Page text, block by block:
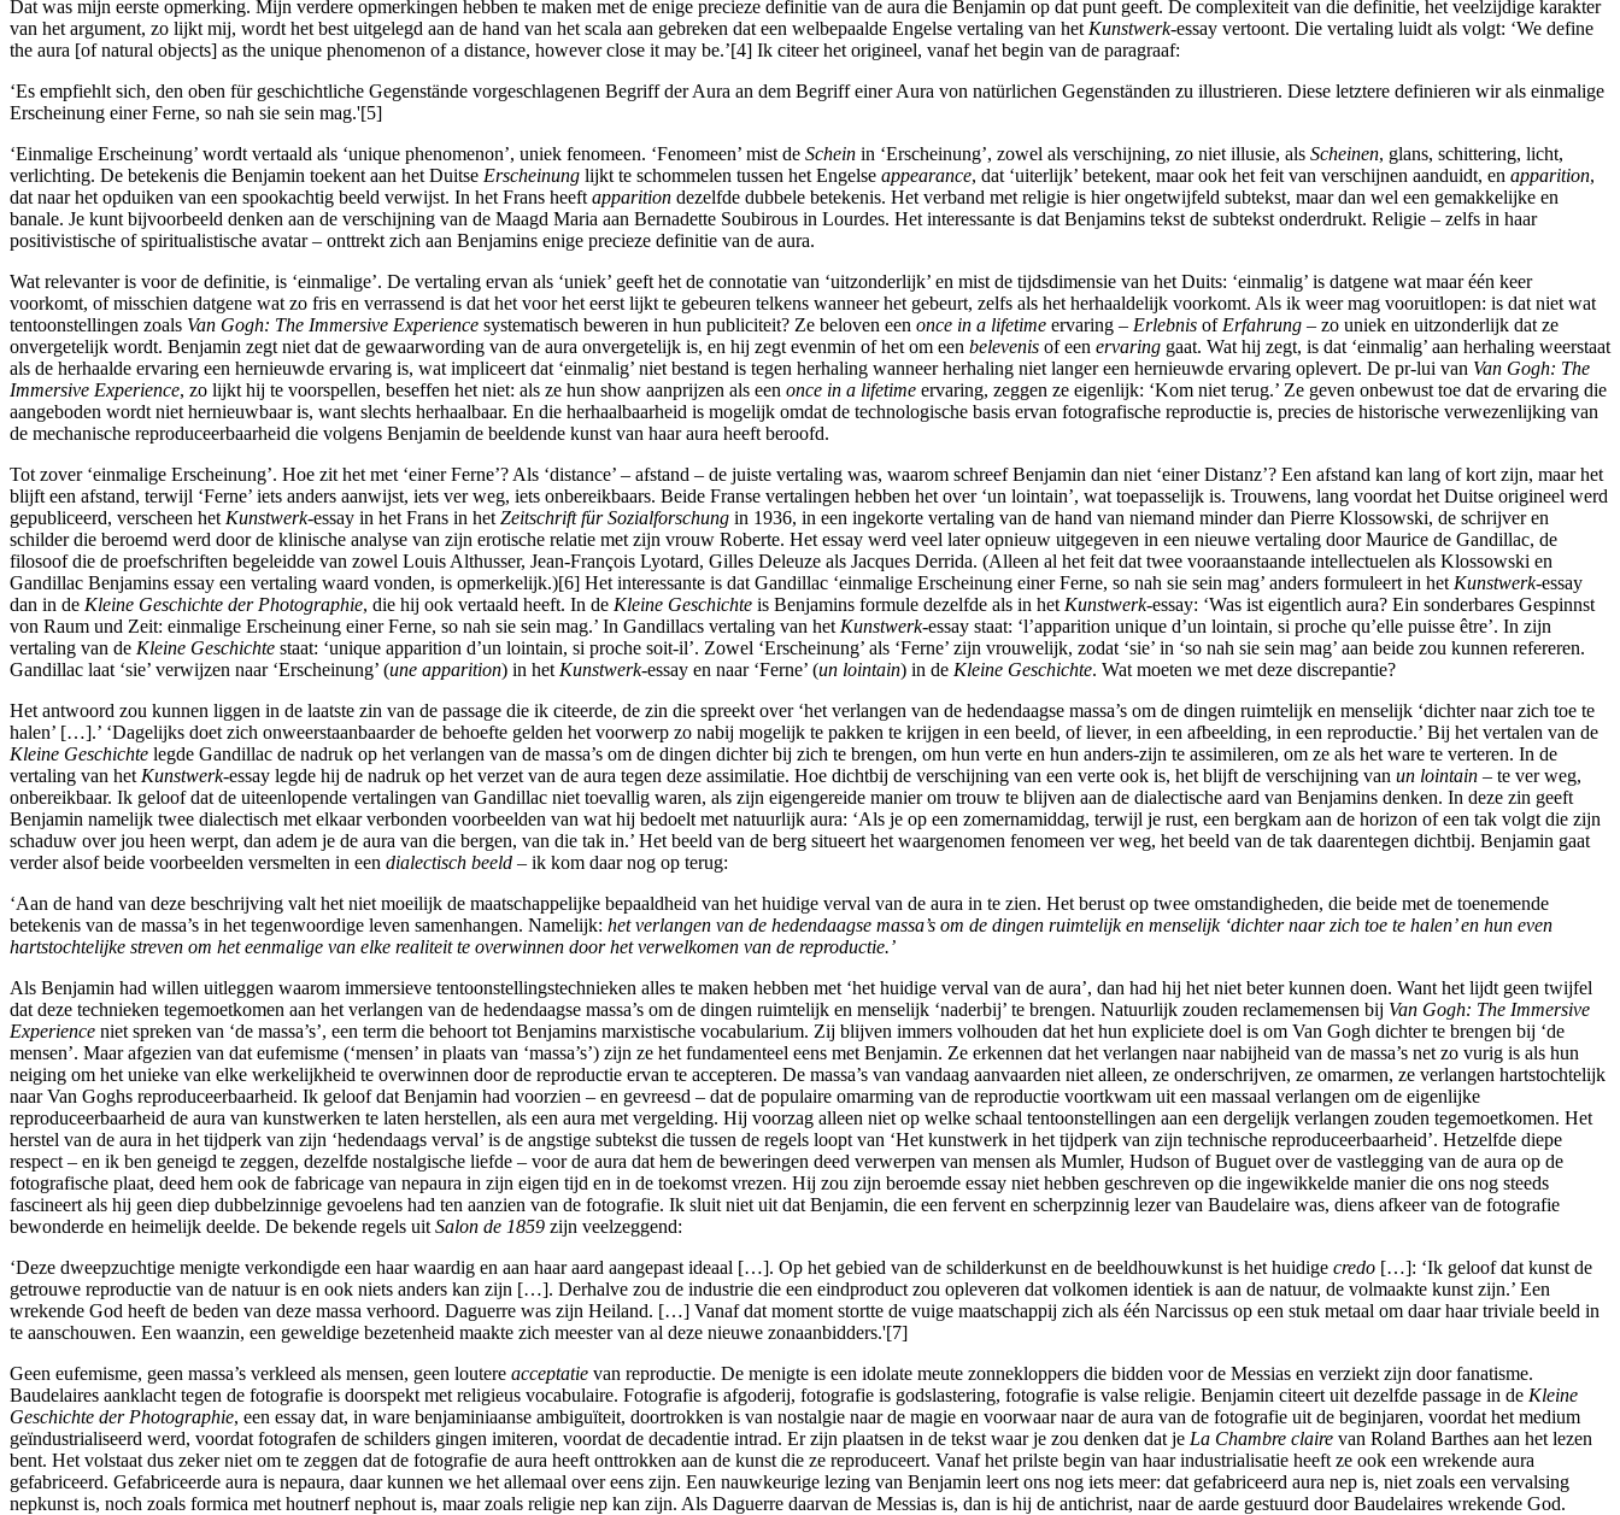
Dat was mijn eerste opmerking. Mijn verdere opmerkingen hebben te maken met de enige precieze definitie van de aura die Benjamin op dat punt geeft. De complexiteit van die definitie, het veelzijdige karakter
van het argument, zo lijkt mij, wordt het best uitgelegd aan de hand van het scala aan gebreken dat een welbepaalde Engelse vertaling van het Kunstwerk-essay vertoont. Die vertaling luidt als volgt: ‘We define
the aura [of natural objects] as the unique phenomenon of a distance, however close it may be.’[4] Ik citeer het origineel, vanaf het begin van de paragraaf:
‘Es empfiehlt sich, den oben für geschichtliche Gegenstände vorgeschlagenen Begriff der Aura an dem Begriff einer Aura von natürlichen Gegenständen zu illustrieren. Diese letztere definieren wir als einmalige
Erscheinung einer Ferne, so nah sie sein mag.'[5]
‘Einmalige Erscheinung’ wordt vertaald als ‘unique phenomenon’, uniek fenomeen. ‘Fenomeen’ mist de Schein in ‘Erscheinung’, zowel als verschijning, zo niet illusie, als Scheinen, glans, schittering, licht,
verlichting. De betekenis die Benjamin toekent aan het Duitse Erscheinung lijkt te schommelen tussen het Engelse appearance, dat ‘uiterlijk’ betekent, maar ook het feit van verschijnen aanduidt, en apparition,
dat naar het opduiken van een spookachtig beeld verwijst. In het Frans heeft apparition dezelfde dubbele betekenis. Het verband met religie is hier ongetwijfeld subtekst, maar dan wel een gemakkelijke en
banale. Je kunt bijvoorbeeld denken aan de verschijning van de Maagd Maria aan Bernadette Soubirous in Lourdes. Het interessante is dat Benjamins tekst de subtekst onderdrukt. Religie – zelfs in haar
positivistische of spiritualistische avatar – onttrekt zich aan Benjamins enige precieze definitie van de aura.
Wat relevanter is voor de definitie, is ‘einmalige’. De vertaling ervan als ‘uniek’ geeft het de connotatie van ‘uitzonderlijk’ en mist de tijdsdimensie van het Duits: ‘einmalig’ is datgene wat maar één keer
voorkomt, of misschien datgene wat zo fris en verrassend is dat het voor het eerst lijkt te gebeuren telkens wanneer het gebeurt, zelfs als het herhaaldelijk voorkomt. Als ik weer mag vooruitlopen: is dat niet wat
tentoonstellingen zoals Van Gogh: The Immersive Experience systematisch beweren in hun publiciteit? Ze beloven een once in a lifetime ervaring – Erlebnis of Erfahrung – zo uniek en uitzonderlijk dat ze
onvergetelijk wordt. Benjamin zegt niet dat de gewaarwording van de aura onvergetelijk is, en hij zegt evenmin of het om een belevenis of een ervaring gaat. Wat hij zegt, is dat ‘einmalig’ aan herhaling weerstaat
als de herhaalde ervaring een hernieuwde ervaring is, wat impliceert dat ‘einmalig’ niet bestand is tegen herhaling wanneer herhaling niet langer een hernieuwde ervaring oplevert. De pr-lui van Van Gogh: The
Immersive Experience, zo lijkt hij te voorspellen, beseffen het niet: als ze hun show aanprijzen als een once in a lifetime ervaring, zeggen ze eigenlijk: ‘Kom niet terug.’ Ze geven onbewust toe dat de ervaring die
aangeboden wordt niet hernieuwbaar is, want slechts herhaalbaar. En die herhaalbaarheid is mogelijk omdat de technologische basis ervan fotografische reproductie is, precies de historische verwezenlijking van
de mechanische reproduceerbaarheid die volgens Benjamin de beeldende kunst van haar aura heeft beroofd.
Tot zover ‘einmalige Erscheinung’. Hoe zit het met ‘einer Ferne’? Als ‘distance’ – afstand – de juiste vertaling was, waarom schreef Benjamin dan niet ‘einer Distanz’? Een afstand kan lang of kort zijn, maar het
blijft een afstand, terwijl ‘Ferne’ iets anders aanwijst, iets ver weg, iets onbereikbaars. Beide Franse vertalingen hebben het over ‘un lointain’, wat toepasselijk is. Trouwens, lang voordat het Duitse origineel werd
gepubliceerd, verscheen het Kunstwerk-essay in het Frans in het Zeitschrift für Sozialforschung in 1936, in een ingekorte vertaling van de hand van niemand minder dan Pierre Klossowski, de schrijver en
schilder die beroemd werd door de klinische analyse van zijn erotische relatie met zijn vrouw Roberte. Het essay werd veel later opnieuw uitgegeven in een nieuwe vertaling door Maurice de Gandillac, de
filosoof die de proefschriften begeleidde van zowel Louis Althusser, Jean-François Lyotard, Gilles Deleuze als Jacques Derrida. (Alleen al het feit dat twee vooraanstaande intellectuelen als Klossowski en
Gandillac Benjamins essay een vertaling waard vonden, is opmerkelijk.)[6] Het interessante is dat Gandillac ‘einmalige Erscheinung einer Ferne, so nah sie sein mag’ anders formuleert in het Kunstwerk-essay
dan in de Kleine Geschichte der Photographie, die hij ook vertaald heeft. In de Kleine Geschichte is Benjamins formule dezelfde als in het Kunstwerk-essay: ‘Was ist eigentlich aura? Ein sonderbares Gespinnst
von Raum und Zeit: einmalige Erscheinung einer Ferne, so nah sie sein mag.’ In Gandillacs vertaling van het Kunstwerk-essay staat: ‘l’apparition unique d’un lointain, si proche qu’elle puisse être’. In zijn
vertaling van de Kleine Geschichte staat: ‘unique apparition d’un lointain, si proche soit-il’. Zowel ‘Erscheinung’ als ‘Ferne’ zijn vrouwelijk, zodat ‘sie’ in ‘so nah sie sein mag’ aan beide zou kunnen refereren.
Gandillac laat ‘sie’ verwijzen naar ‘Erscheinung’ (une apparition) in het Kunstwerk-essay en naar ‘Ferne’ (un lointain) in de Kleine Geschichte. Wat moeten we met deze discrepantie?
Het antwoord zou kunnen liggen in de laatste zin van de passage die ik citeerde, de zin die spreekt over ‘het verlangen van de hedendaagse massa’s om de dingen ruimtelijk en menselijk ‘dichter naar zich toe te
halen’ […].’ ‘Dagelijks doet zich onweerstaanbaarder de behoefte gelden het voorwerp zo nabij mogelijk te pakken te krijgen in een beeld, of liever, in een afbeelding, in een reproductie.’ Bij het vertalen van de
Kleine Geschichte legde Gandillac de nadruk op het verlangen van de massa’s om de dingen dichter bij zich te brengen, om hun verte en hun anders-zijn te assimileren, om ze als het ware te verteren. In de
vertaling van het Kunstwerk-essay legde hij de nadruk op het verzet van de aura tegen deze assimilatie. Hoe dichtbij de verschijning van een verte ook is, het blijft de verschijning van un lointain – te ver weg,
onbereikbaar. Ik geloof dat de uiteenlopende vertalingen van Gandillac niet toevallig waren, als zijn eigengereide manier om trouw te blijven aan de dialectische aard van Benjamins denken. In deze zin geeft
Benjamin namelijk twee dialectisch met elkaar verbonden voorbeelden van wat hij bedoelt met natuurlijk aura: ‘Als je op een zomernamiddag, terwijl je rust, een bergkam aan de horizon of een tak volgt die zijn
schaduw over jou heen werpt, dan adem je de aura van die bergen, van die tak in.’ Het beeld van de berg situeert het waargenomen fenomeen ver weg, het beeld van de tak daarentegen dichtbij. Benjamin gaat
verder alsof beide voorbeelden versmelten in een dialectisch beeld – ik kom daar nog op terug:
‘Aan de hand van deze beschrijving valt het niet moeilijk de maatschappelijke bepaaldheid van het huidige verval van de aura in te zien. Het berust op twee omstandigheden, die beide met de toenemende
betekenis van de massa’s in het tegenwoordige leven samenhangen. Namelijk: het verlangen van de hedendaagse massa’s om de dingen ruimtelijk en menselijk ‘dichter naar zich toe te halen’ en hun even
hartstochtelijke streven om het eenmalige van elke realiteit te overwinnen door het verwelkomen van de reproductie.’
Als Benjamin had willen uitleggen waarom immersieve tentoonstellingstechnieken alles te maken hebben met ‘het huidige verval van de aura’, dan had hij het niet beter kunnen doen. Want het lijdt geen twijfel
dat deze technieken tegemoetkomen aan het verlangen van de hedendaagse massa’s om de dingen ruimtelijk en menselijk ‘naderbij’ te brengen. Natuurlijk zouden reclamemensen bij Van Gogh: The Immersive
Experience niet spreken van ‘de massa’s’, een term die behoort tot Benjamins marxistische vocabularium. Zij blijven immers volhouden dat het hun expliciete doel is om Van Gogh dichter te brengen bij ‘de
mensen’. Maar afgezien van dat eufemisme (‘mensen’ in plaats van ‘massa’s’) zijn ze het fundamenteel eens met Benjamin. Ze erkennen dat het verlangen naar nabijheid van de massa’s net zo vurig is als hun
neiging om het unieke van elke werkelijkheid te overwinnen door de reproductie ervan te accepteren. De massa’s van vandaag aanvaarden niet alleen, ze onderschrijven, ze omarmen, ze verlangen hartstochtelijk
naar Van Goghs reproduceerbaarheid. Ik geloof dat Benjamin had voorzien – en gevreesd – dat de populaire omarming van de reproductie voortkwam uit een massaal verlangen om de eigenlijke
reproduceerbaarheid de aura van kunstwerken te laten herstellen, als een aura met vergelding. Hij voorzag alleen niet op welke schaal tentoonstellingen aan een dergelijk verlangen zouden tegemoetkomen. Het
herstel van de aura in het tijdperk van zijn ‘hedendaags verval’ is de angstige subtekst die tussen de regels loopt van ‘Het kunstwerk in het tijdperk van zijn technische reproduceerbaarheid’. Hetzelfde diepe
respect – en ik ben geneigd te zeggen, dezelfde nostalgische liefde – voor de aura dat hem de beweringen deed verwerpen van mensen als Mumler, Hudson of Buguet over de vastlegging van de aura op de
fotografische plaat, deed hem ook de fabricage van nepaura in zijn eigen tijd en in de toekomst vrezen. Hij zou zijn beroemde essay niet hebben geschreven op die ingewikkelde manier die ons nog steeds
fascineert als hij geen diep dubbelzinnige gevoelens had ten aanzien van de fotografie. Ik sluit niet uit dat Benjamin, die een fervent en scherpzinnig lezer van Baudelaire was, diens afkeer van de fotografie
bewonderde en heimelijk deelde. De bekende regels uit Salon de 1859 zijn veelzeggend:
‘Deze dweepzuchtige menigte verkondigde een haar waardig en aan haar aard aangepast ideaal […]. Op het gebied van de schilderkunst en de beeldhouwkunst is het huidige credo […]: ‘Ik geloof dat kunst de
getrouwe reproductie van de natuur is en ook niets anders kan zijn […]. Derhalve zou de industrie die een eindproduct zou opleveren dat volkomen identiek is aan de natuur, de volmaakte kunst zijn.’ Een
wrekende God heeft de beden van deze massa verhoord. Daguerre was zijn Heiland. […] Vanaf dat moment stortte de vuige maatschappij zich als één Narcissus op een stuk metaal om daar haar triviale beeld in
te aanschouwen. Een waanzin, een geweldige bezetenheid maakte zich meester van al deze nieuwe zonaanbidders.'[7]
Geen eufemisme, geen massa’s verkleed als mensen, geen loutere acceptatie van reproductie. De menigte is een idolate meute zonnekloppers die bidden voor de Messias en verziekt zijn door fanatisme.
Baudelaires aanklacht tegen de fotografie is doorspekt met religieus vocabulaire. Fotografie is afgoderij, fotografie is godslastering, fotografie is valse religie. Benjamin citeert uit dezelfde passage in de Kleine
Geschichte der Photographie, een essay dat, in ware benjaminiaanse ambiguïteit, doortrokken is van nostalgie naar de magie en voorwaar naar de aura van de fotografie uit de beginjaren, voordat het medium
geïndustrialiseerd werd, voordat fotografen de schilders gingen imiteren, voordat de decadentie intrad. Er zijn plaatsen in de tekst waar je zou denken dat je La Chambre claire van Roland Barthes aan het lezen
bent. Het volstaat dus zeker niet om te zeggen dat de fotografie de aura heeft onttrokken aan de kunst die ze reproduceert. Vanaf het prilste begin van haar industrialisatie heeft ze ook een wrekende aura
gefabriceerd. Gefabriceerde aura is nepaura, daar kunnen we het allemaal over eens zijn. Een nauwkeurige lezing van Benjamin leert ons nog iets meer: dat gefabriceerd aura nep is, niet zoals een vervalsing
nepkunst is, noch zoals formica met houtnerf nephout is, maar zoals religie nep kan zijn. Als Daguerre daarvan de Messias is, dan is hij de antichrist, naar de aarde gestuurd door Baudelaires wrekende God.